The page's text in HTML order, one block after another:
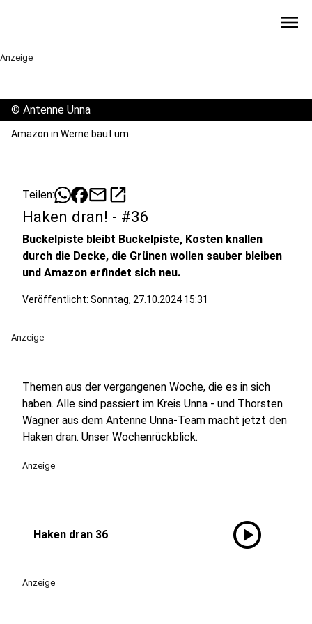
menu
Anzeige
© Antenne Unna
Amazon in Werne baut um
Teilen: mailopen_in_new
Haken dran! - #36
Buckelpiste bleibt Buckelpiste, Kosten knallen
durch die Decke, die Grünen wollen sauber bleiben
und Amazon erfindet sich neu.
Veröffentlicht: Sonntag, 27.10.2024 15:31
Anzeige
Themen aus der vergangenen Woche, die es in sich
haben. Alle sind passiert im Kreis Unna - und Thorsten
Wagner aus dem Antenne Unna-Team macht jetzt den
Haken dran. Unser Wochenrückblick.
Anzeige
Haken dran 36 play_circle
Anzeige